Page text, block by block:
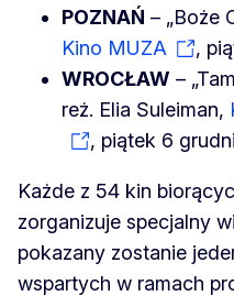
POZNAŃ – „Boże
Kino MUZA
,
WROCŁAW –
reż. Elia Suleiman,
, piątek 6
Każde z 54 kin
zorganizuje specjalny
pokazany zostanie
wspartych w ramach